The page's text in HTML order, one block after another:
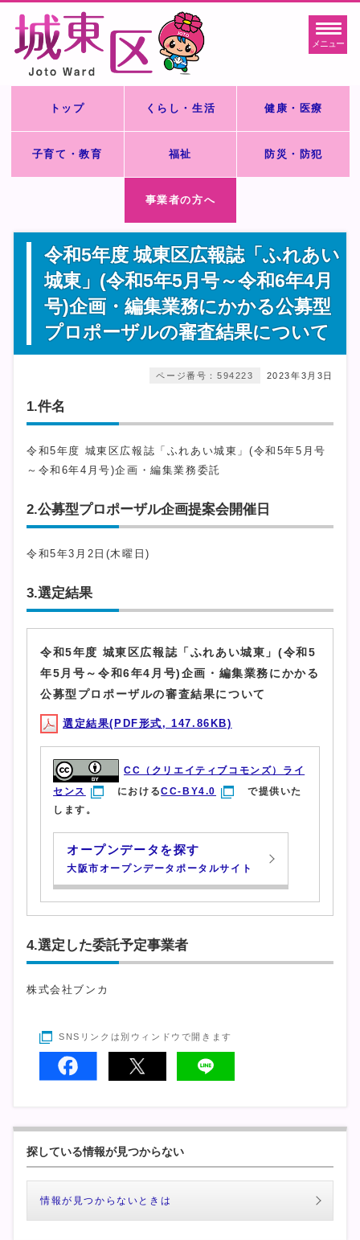
メニュー
トップ くらし・生活 健康・医療
子育て・教育 福祉 防災・防犯
事業者の方へ
令和5年度 城東区広報誌「ふれあい
城東」(令和5年5月号～令和6年4月
号)企画・編集業務にかかる公募型
プロポーザルの審査結果について
2023年3月3日
ページ番号：594223
1.件名
令和5年度 城東区広報誌「ふれあい城東」(令和5年5月号
～令和6年4月号)企画・編集業務委託
2.公募型プロポーザル企画提案会開催日
令和5年3月2日(木曜日)
3.選定結果
令和5年度 城東区広報誌「ふれあい城東」(令和5
年5月号～令和6年4月号)企画・編集業務にかかる
公募型プロポーザルの審査結果について
選定結果(PDF形式, 147.86KB)
CC（クリエイティブコモンズ）ライ
センス
におけるCC-BY4.0
で提供いた
します。
オープンデータを探す
大阪市オープンデータポータルサイト
4.選定した委託予定事業者
株式会社ブンカ
SNSリンクは別ウィンドウで開きます
探している情報が見つからない
情報が見つからないときは